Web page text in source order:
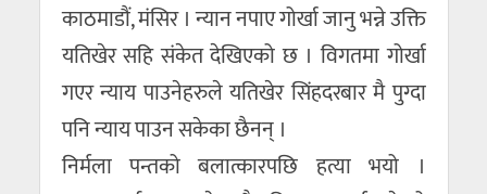
काठमाडौं, मंसिर । न्यान नपाए गोर्खा जानु भन्ने उक्ति
यतिखेर सहि संकेत देखिएको छ । विगतमा गोर्खा
गएर न्याय पाउनेहरुले यतिखेर सिंहदरबार मै पुग्दा
पनि न्याय पाउन सकेका छैनन् ।
निर्मला पन्तको बलात्कारपछि हत्या भयो ।